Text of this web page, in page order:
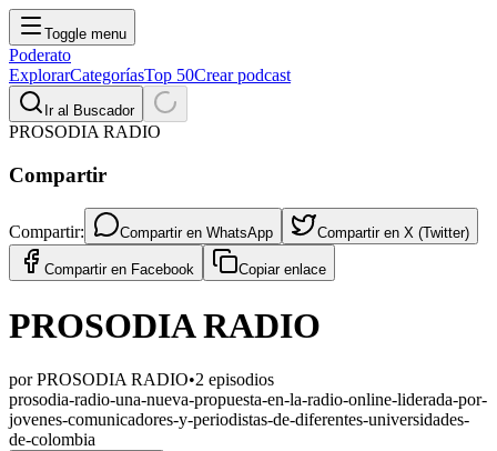
Toggle menu
Poderato
ExplorarCategoríasTop 50Crear podcast
Ir al Buscador
PROSODIA RADIO
Compartir
Compartir: Compartir en WhatsApp Compartir en X (Twitter)
Compartir en Facebook Copiar enlace
PROSODIA RADIO
porPROSODIA RADIO•2 episodios
prosodia-radio-una-nueva-propuesta-en-la-radio-online-liderada-por-
jovenes-comunicadores-y-periodistas-de-diferentes-universidades-
de-colombia